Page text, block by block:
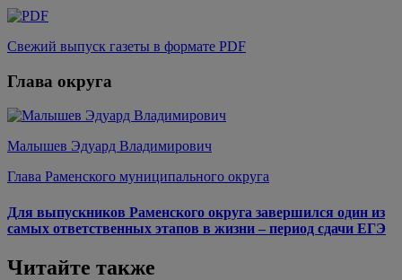
Свежий выпуск газеты в формате PDF
Глава округа
Малышев Эдуард Владимирович
Глава Раменского муниципального округа
Для выпускников Раменского округа завершился один из
самых ответственных этапов в жизни – период сдачи ЕГЭ
Читайте также